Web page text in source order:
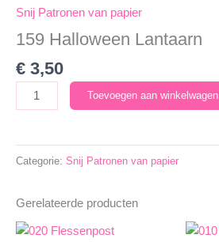
Snij Patronen van papier
159 Halloween Lantaarn
€ 3,50
Halloween
aantal
Toevoegen aan winkelwagen
Categorie: Snij Patronen van papier
Gerelateerde producten